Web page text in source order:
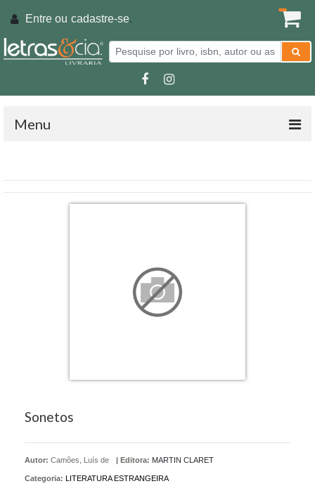
Entre ou cadastre-se.
Menu
Sonetos
Autor: Camões, Luís de | Editora: MARTIN CLARET
Categoria: LITERATURA ESTRANGEIRA